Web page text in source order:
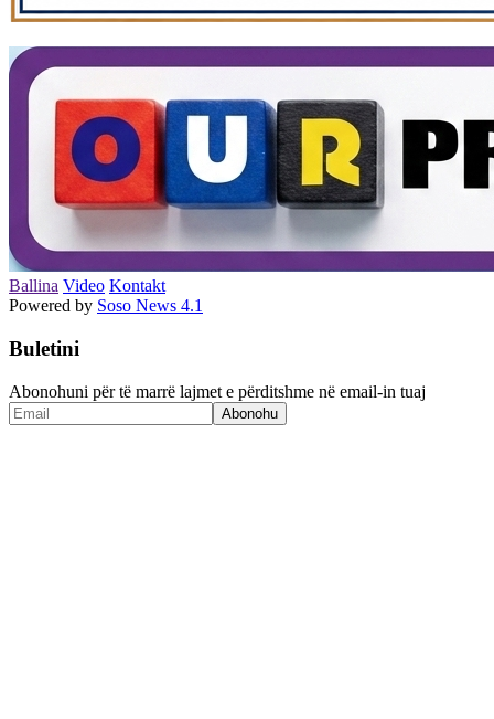
Ballina Video Kontakt
Powered by Soso News 4.1
Buletini
Abonohuni për të marrë lajmet e përditshme në email-in tuaj
Abonohu